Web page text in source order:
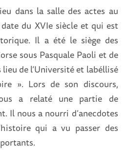
dans la salle des actes au
du XVIe siècle et qui est
Il a été le siège des
sous Pasquale Paoli et de
de l’Université et labéllisé
». Lors de son discours,
a relaté une partie de
Il nous a nourri d’anecdotes
qui a vu passer des